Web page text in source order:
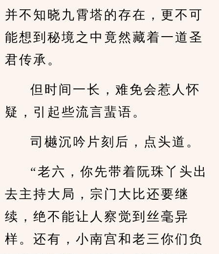
并不知晓九霄塔的存在，更不可
能想到秘境之中竟然藏着一道圣
君传承。
但时间一长，难免会惹人怀
疑，引起些流言蜚语。
司樾沉吟片刻后，点头道。
“老六，你先带着阮珠丫头出
去主持大局，宗门大比还要继
续，绝不能让人察觉到丝毫异
样。还有，小南宫和老三你们负